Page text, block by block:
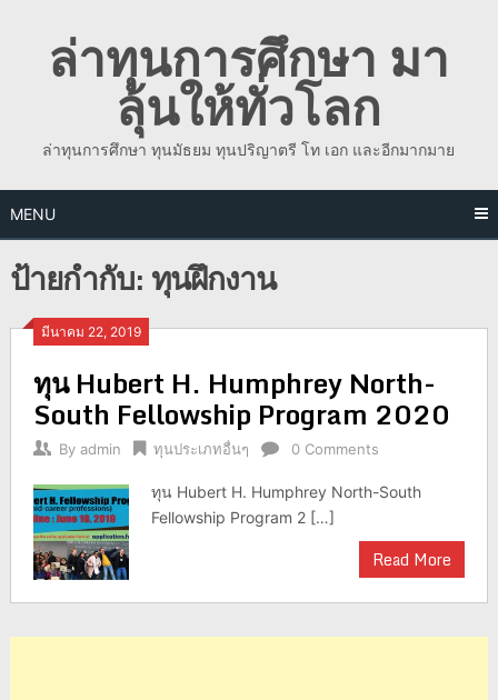
contentล่าทุนการศึกษา มา
ลุ้นให้ทั่วโลก
ล่าทุนการศึกษา ทุนมัธยม ทุนปริญาตรี โท เอก และอีกมากมาย
MENU
ป้ายกำกับ:ทุนฝึกงาน
มีนาคม 22, 2019
ทุน Hubert H. Humphrey North-
South Fellowship Program 2020
By admin ทุนประเภทอื่นๆ 0 Comments
ทุน Hubert H. Humphrey North-South
Fellowship Program 2 […]
Read More